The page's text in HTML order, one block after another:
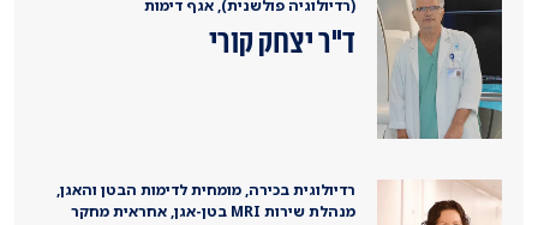
(רדיולוגיה פולשנית), אגף דימות
ד"ר יצחק קורי
רדיולוגית בכירה, מומחית לדימות הבטן והאגן,
מנהלת שירות MRI בטן-אגן, אחראית מחקר